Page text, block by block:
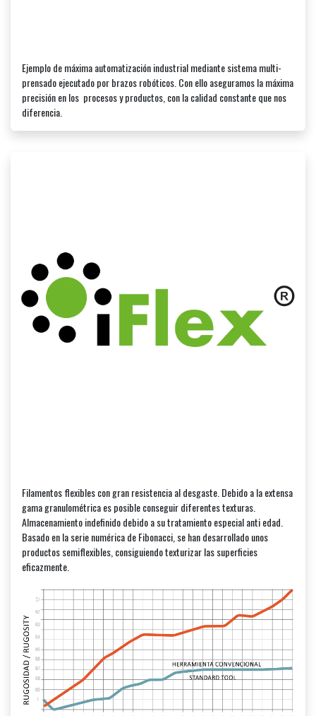
Ejemplo de máxima automatización industrial mediante sistema multi-
prensado ejecutado por brazos robóticos. Con ello aseguramos la máxima
precisión en los procesos y productos, con la calidad constante que nos
diferencia.
Filamentos flexibles con gran resistencia al desgaste. Debido a la extensa
gama granulométrica es posible conseguir diferentes texturas.
Almacenamiento indefinido debido a su tratamiento especial anti edad.
Basado en la serie numérica de Fibonacci, se han desarrollado unos
productos semiflexibles, consiguiendo texturizar las superficies
eficazmente.